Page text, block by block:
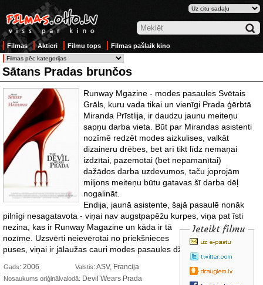
Filmas Aktieri Filmu tops Filmas pašlaik kino
Sātans Pradas brunčos
Runway Mgazine - modes pasaules Svētais
Grāls, kuru vada tikai un vienīgi Prada ģērbtā
Miranda Prīstlija, ir daudzu jaunu meiteņu
sapņu darba vieta. Būt par Mirandas asistenti
nozīmē redzēt modes aizkulises, valkāt
dizaineru drēbes, bet arī tikt līdz nemaņai
izdzītai, pazemotai (bet nepamanītai)
dažādos darba uzdevumos, taču joprojām
miljons meiteņu būtu gatavas šī darba dēļ
nogalināt.
Endija, jaunā asistente, šajā pasaulē nonāk
pilnīgi nesagatavota - viņai nav augstpapēžu kurpes, viņa pat īsti
nezina, kas ir Runway Magazine un kāda ir tā
nozīme. Uzsvērti neievērotai no priekšnieces
puses, viņai ir jālaužas cauri modes pasaules džungļiem.
Ieteikt filmu
Gads: 2006 Valstis: ASV, Francija
Nosaukums oriģinālvalodā: Devil Wears Prada